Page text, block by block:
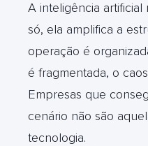
A inteligência
só, ela amplifica a
operação é
é fragmentada, o
Empresas que
cenário não são
tecnologia.